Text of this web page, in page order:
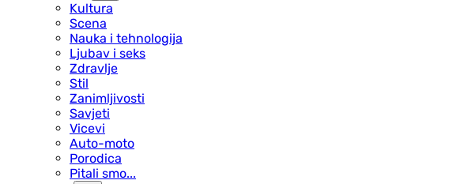
Kultura
Scena
Nauka i tehnologija
Ljubav i seks
Zdravlje
Stil
Zanimljivosti
Savjeti
Vicevi
Auto-moto
Porodica
Pitali smo...